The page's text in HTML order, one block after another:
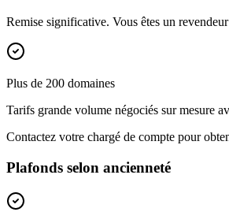
Remise significative. Vous êtes un
Plus de 200 domaines
Tarifs grande volume négociés sur mesure
Contactez votre chargé de compte pour
Plafonds selon ancienneté